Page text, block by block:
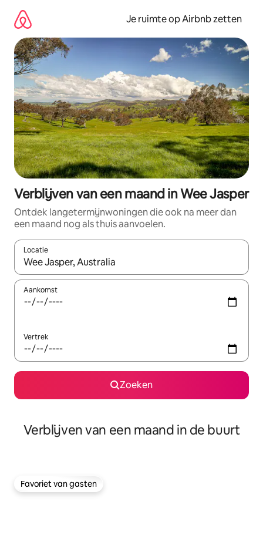
direct
naar
inhoud
Je ruimte op Airbnb zetten
Verblijven van een maand in Wee Jasper
Ontdek langetermijnwoningen die ook na meer dan
een maand nog als thuis aanvoelen.
Locatie
Wanneer er suggesties beschikbaar zijn, maak je een keuze
Aankomst
Vertrek
Zoeken
Verblijven van een maand in de buurt
Favoriet van gasten
Favoriet van gasten